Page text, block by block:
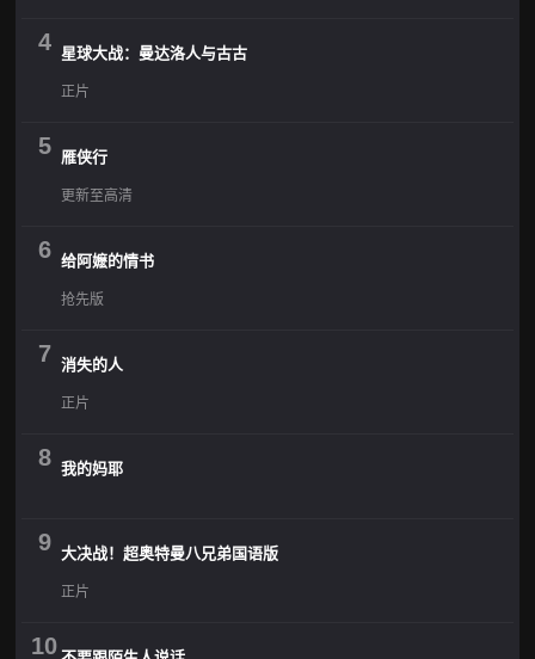
4 星球大战：曼达洛人与古古
正片
5 雁侠行
更新至高清
6 给阿嬷的情书
抢先版
7 消失的人
正片
8 我的妈耶
9 大决战！超奥特曼八兄弟国语版
正片
10